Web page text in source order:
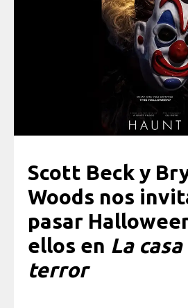
Scott Beck y
Woods nos
pasar
ellos en La
terror